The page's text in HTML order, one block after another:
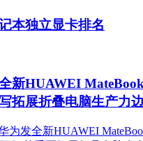
本独立显卡排名
新HUAWEI
拓展折叠电脑生产力